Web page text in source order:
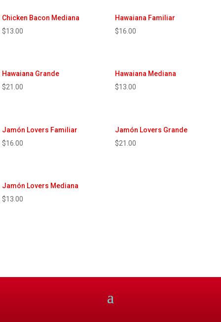
Chicken Bacon Mediana
$13.00
Hawaiana Familiar
$16.00
Hawaiana Grande
$21.00
Hawaiana Mediana
$13.00
Jamón Lovers Familiar
$16.00
Jamón Lovers Grande
$21.00
Jamón Lovers Mediana
$13.00